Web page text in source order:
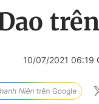
10/07/2021 06:19